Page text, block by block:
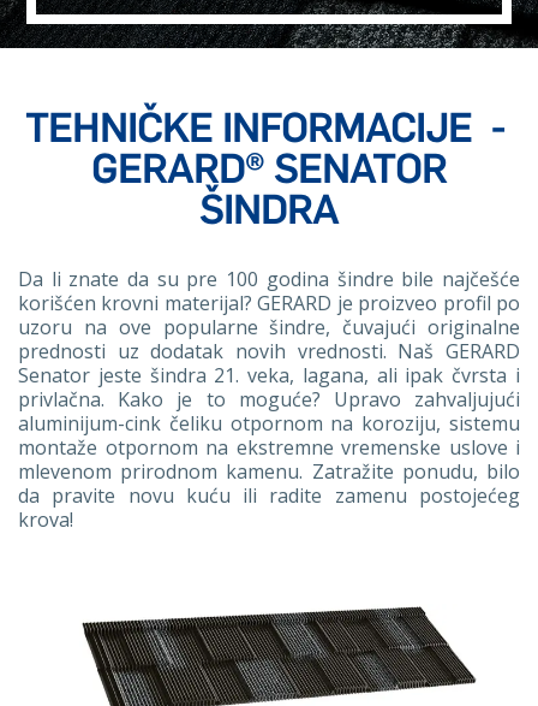
TEHNIČKE INFORMACIJE -
GERARD® SENATOR
ŠINDRA
Da li znate da su pre 100 godina šindre bile najčešće
korišćen krovni materijal? GERARD je proizveo profil po
uzoru na ove popularne šindre, čuvajući originalne
prednosti uz dodatak novih vrednosti. Naš GERARD
Senator jeste šindra 21. veka, lagana, ali ipak čvrsta i
privlačna. Kako je to moguće? Upravo zahvaljujući
aluminijum-cink čeliku otpornom na koroziju, sistemu
montaže otpornom na ekstremne vremenske uslove i
mlevenom prirodnom kamenu. Zatražite ponudu, bilo
da pravite novu kuću ili radite zamenu postojećeg
krova!